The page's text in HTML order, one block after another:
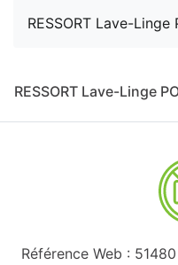
RESSORT Lave-Linge
RESSORT Lave-Linge
Référence Web : 51480